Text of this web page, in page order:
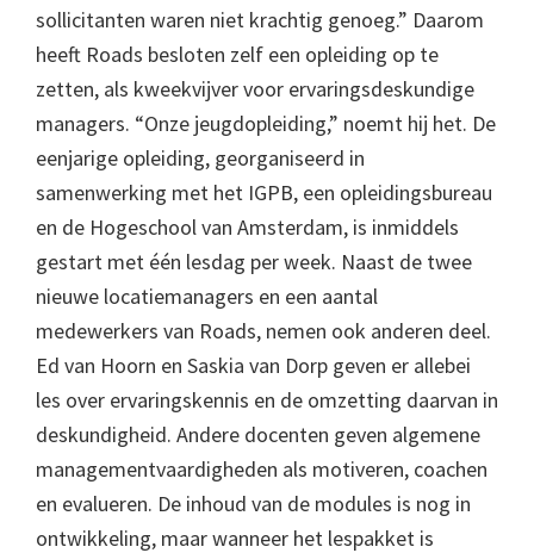
sollicitanten waren niet krachtig genoeg.” Daarom
heeft Roads besloten zelf een opleiding op te
zetten, als kweekvijver voor ervaringsdeskundige
managers. “Onze jeugdopleiding,” noemt hij het. De
eenjarige opleiding, georganiseerd in
samenwerking met het IGPB, een opleidingsbureau
en de Hogeschool van Amsterdam, is inmiddels
gestart met één lesdag per week. Naast de twee
nieuwe locatiemanagers en een aantal
medewerkers van Roads, nemen ook anderen deel.
Ed van Hoorn en Saskia van Dorp geven er allebei
les over ervaringskennis en de omzetting daarvan in
deskundigheid. Andere docenten geven algemene
managementvaardigheden als motiveren, coachen
en evalueren. De inhoud van de modules is nog in
ontwikkeling, maar wanneer het lespakket is